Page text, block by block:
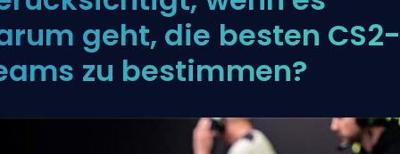
geht, die besten CS2-
zu bestimmen?